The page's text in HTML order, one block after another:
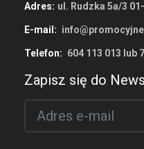
Adres: ul. Rudzka 5a/3
E-mail:
Telefon: 604 113 013 lub
Zapisz się do